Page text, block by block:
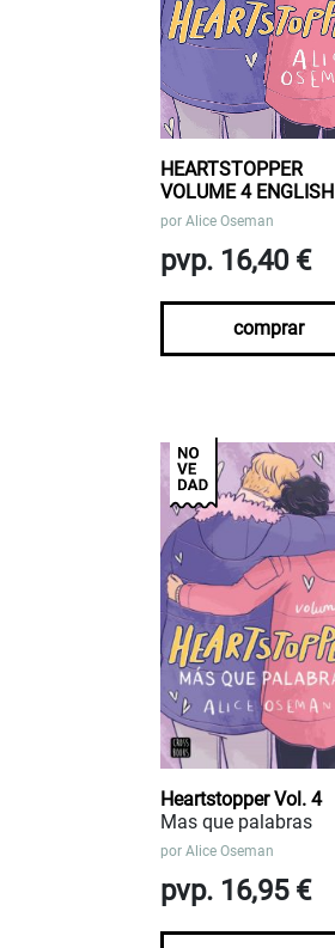
HEARTSTOPPER
VOLUME 4 ENGLISH
por Alice Oseman
pvp. 16,40 €
comprar
Heartstopper Vol. 4
Mas que palabras
por Alice Oseman
pvp. 16,95 €